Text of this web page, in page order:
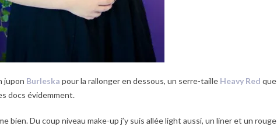
jupon Burleska pour la rallonger en dessous, un serre-taille Heavy Red que
docs évidemment.
bien. Du coup niveau make-up j’y suis allée light aussi, un liner et un rouge